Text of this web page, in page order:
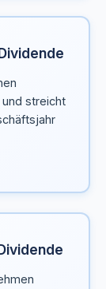
streicht